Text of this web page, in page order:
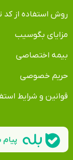
روش استفاده از
مزایای بگوسیب
بیمه اختصاصی
حریم خصوصی
قوانین و شرایط